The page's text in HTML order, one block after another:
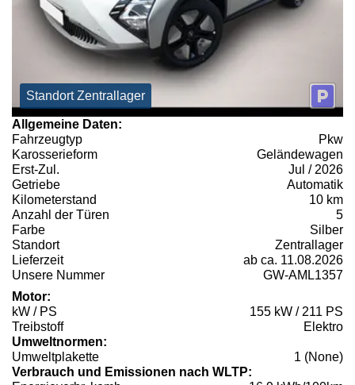
Standort Zentrallager
Allgemeine Daten:
Fahrzeugtyp
Pkw
Karosserieform
Geländewagen
Erst-Zul.
Jul / 2026
Getriebe
Automatik
Kilometerstand
10 km
Anzahl der Türen
5
Farbe
Silber
Standort
Zentrallager
Lieferzeit
ab ca. 11.08.2026
Unsere Nummer
GW-AML1357
Motor:
kW / PS
155 kW / 211 PS
Treibstoff
Elektro
Umweltnormen:
Umweltplakette
1 (None)
Verbrauch und Emissionen nach WLTP: